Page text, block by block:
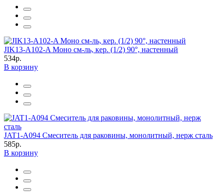
JIK13-A102-A Моно см-ль, кер. (1/2) 90°, настенный
534р.
В корзину
JAT1-A094 Смеситель для раковины, монолитный, нерж сталь
585р.
В корзину